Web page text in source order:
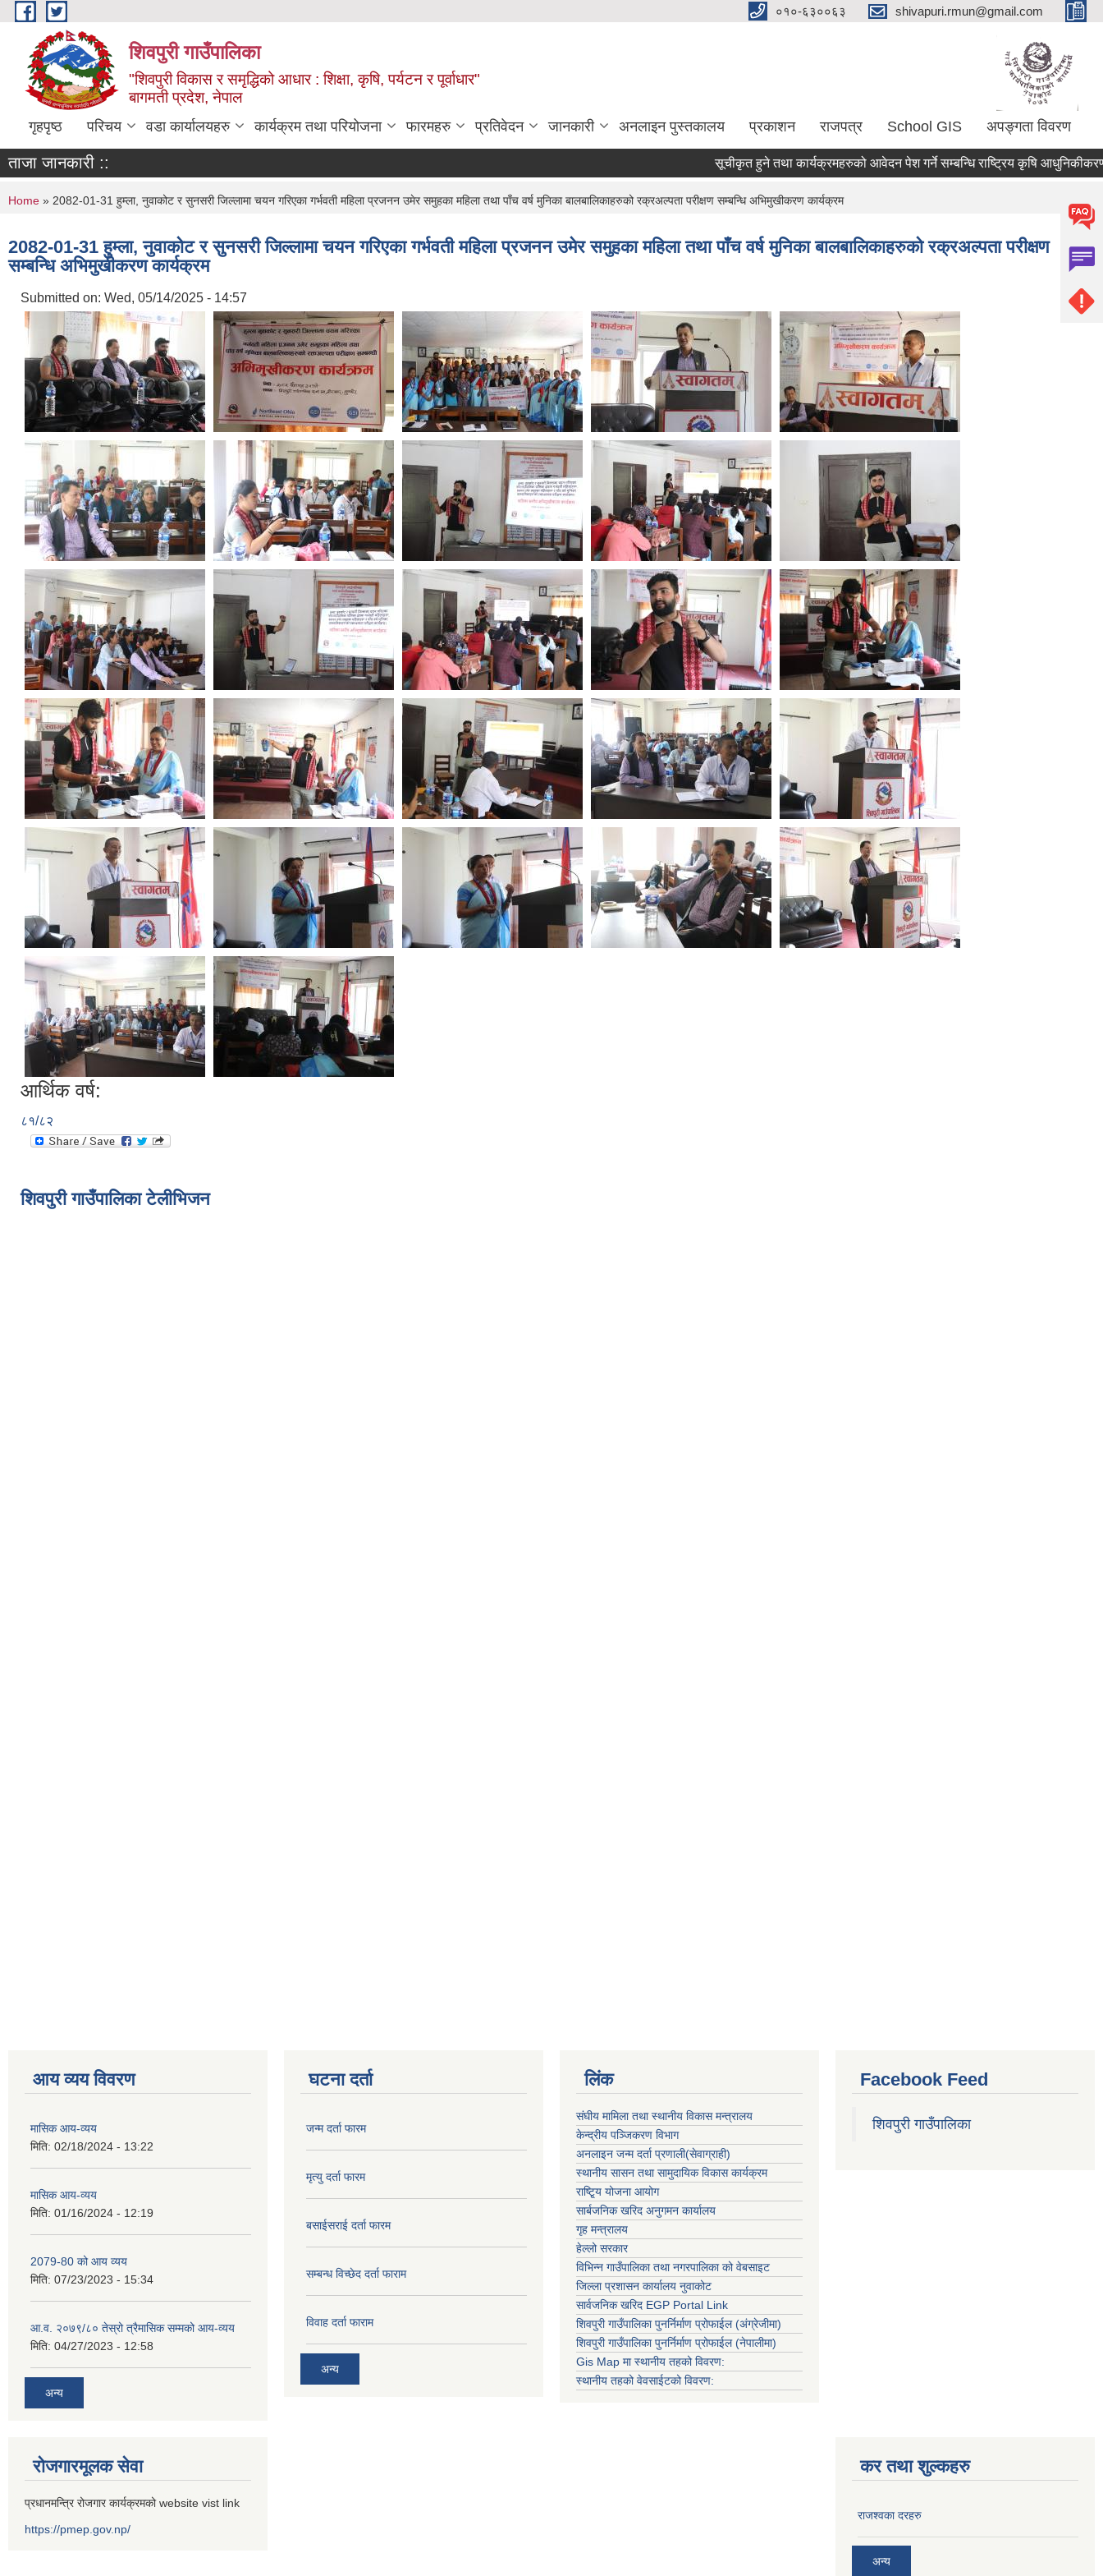
Skip to main content ०१०-६३००६३ shivapuri.rmun@gmail.com
शिवपुरी गाउँपालिका
"शिवपुरी विकास र समृद्धिको आधार : शिक्षा, कृषि, पर्यटन र पूर्वाधार"
बागमती प्रदेश, नेपाल
गृहपृष्ठ परिचय वडा कार्यालयहरु कार्यक्रम तथा परियोजना फारमहरु प्रतिवेदन जानकारी अनलाइन पुस्तकालय प्रकाशन राजपत्र School GIS अपङ्गता विवरण
ताजा जानकारी :: सूचीकृत हुने तथा कार्यक्रमहरुको आवेदन पेश गर्ने सम्बन्धि राष्ट्रिय कृषि आधुनिकीकरण
You are here
Home » 2082-01-31 हुम्ला, नुवाकोट र सुनसरी जिल्लामा चयन गरिएका गर्भवती महिला प्रजनन उमेर समुहका महिला तथा पाँच वर्ष मुनिका बालबालिकाहरुको रक्रअल्पता परीक्षण सम्बन्धि अभिमुखीकरण कार्यक्रम
2082-01-31 हुम्ला, नुवाकोट र सुनसरी जिल्लामा चयन गरिएका गर्भवती महिला प्रजनन उमेर समुहका महिला तथा पाँच वर्ष मुनिका बालबालिकाहरुको रक्रअल्पता परीक्षण
सम्बन्धि अभिमुखीकरण कार्यक्रम
Submitted on: Wed, 05/14/2025 - 14:57
आर्थिक वर्ष:
८१/८२
शिवपुरी गाउँपालिका टेलीभिजन
आय व्यय विवरण
मासिक आय-व्यय
मिति: 02/18/2024 - 13:22
मासिक आय-व्यय
मिति: 01/16/2024 - 12:19
2079-80 को आय व्यय
मिति: 07/23/2023 - 15:34
आ.व. २०७९/८० तेस्रो त्रैमासिक सम्मको आय-व्यय
मिति: 04/27/2023 - 12:58
अन्य
घटना दर्ता
जन्म दर्ता फारम
मृत्यु दर्ता फारम
बसाईसराई दर्ता फारम
सम्बन्ध विच्छेद दर्ता फाराम
विवाह दर्ता फाराम
अन्य
लिंक
संघीय मामिला तथा स्थानीय विकास मन्त्रालय
केन्द्रीय पञ्जिकरण विभाग
अनलाइन जन्म दर्ता प्रणाली(सेवाग्राही)
स्थानीय सासन तथा सामुदायिक विकास कार्यक्रम
राष्टि्ृय योजना आयोग
सार्बजनिक खरिद अनुगमन कार्यालय
गृह मन्त्रालय
हेल्लो सरकार
विभिन्न गाउँपालिका तथा नगरपालिका को वेबसाइट
जिल्ला प्रशासन कार्यालय नुवाकोट
सार्वजनिक खरिद EGP Portal Link
शिवपुरी गाउँपालिका पुनर्निर्माण प्रोफाईल (अंग्रेजीमा)
शिवपुरी गाउँपालिका पुनर्निर्माण प्रोफाईल (नेपालीमा)
Gis Map मा स्थानीय तहको विवरण:
स्थानीय तहको वेवसाईटको विवरण:
Facebook Feed
शिवपुरी गाउँपालिका
रोजगारमूलक सेवा
प्रधानमन्त्रि रोजगार कार्यक्रमको website vist link
https://pmep.gov.np/
कर तथा शुल्कहरु
राजश्वका दरहरु
अन्य